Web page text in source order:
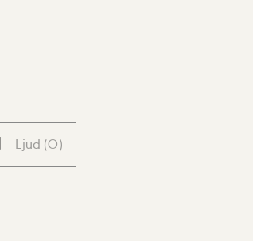
Ljud (0)